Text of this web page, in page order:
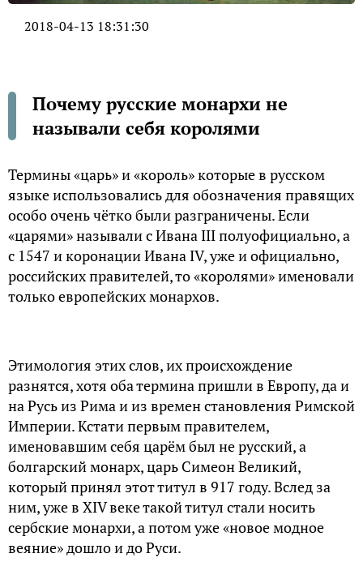
2018-04-13 18:31:30
Почему русские монархи не
называли себя королями
Термины «царь» и «король» которые в русском
языке использовались для обозначения правящих
особо очень чётко были разграничены. Если
«царями» называли с Ивана III полуофициально, а
с 1547 и коронации Ивана IV, уже и официально,
российских правителей, то «королями» именовали
только европейских монархов.
Этимология этих слов, их происхождение
разнятся, хотя оба термина пришли в Европу, да и
на Русь из Рима и из времен становления Римской
Империи. Кстати первым правителем,
именовавшим себя царём был не русский, а
болгарский монарх, царь Симеон Великий,
который принял этот титул в 917 году. Вслед за
ним, уже в XIV веке такой титул стали носить
сербские монархи, а потом уже «новое модное
веяние» дошло и до Руси.